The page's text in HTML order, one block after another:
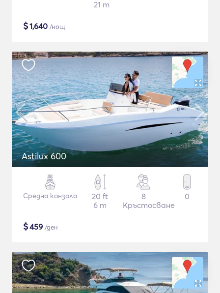
21 m
$1,640 /нощ
Astilux 600
Средна конзола
20 ft
6 m
8
Кръстосване
0
$459 /ден